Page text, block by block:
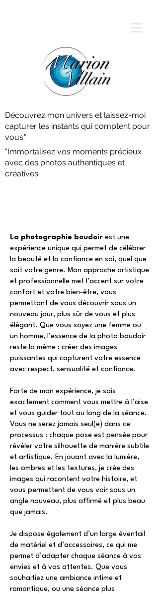
arion
illain
Découvrez mon univers et laissez-moi
capturer les instants qui comptent pour
vous."
"Immortalisez vos moments précieux
avec des photos authentiques et
créatives.
La photographie boudoir est une
expérience unique qui permet de célébrer
la beauté et la confiance en soi, quel que
soit votre genre. Mon approche artistique
et professionnelle met l’accent sur votre
confort et votre bien-être, vous
permettant de vous découvrir sous un
nouveau jour, plus sûr de vous et plus
élégant. Que vous soyez une femme ou
un homme, l’essence de la photo boudoir
reste la même : créer des images
puissantes qui capturent votre essence
avec respect, sensualité et confiance.
Forte de mon expérience, je sais
exactement comment vous mettre à l’aise
et vous guider tout au long de la séance.
Vous ne serez jamais seul(e) dans ce
processus : chaque pose est pensée pour
révéler votre silhouette de manière subtile
et artistique. En jouant avec la lumière,
les ombres et les textures, je crée des
images qui racontent votre histoire, et
vous permettent de vous voir sous un
angle nouveau, plus affirmé et plus beau
que jamais.
Je dispose également d’un large éventail
de matériel et d’accessoires, ce qui me
permet d’adapter chaque séance à vos
envies et à vos attentes. Que vous
souhaitiez une ambiance intime et
romantique, ou une séance plus